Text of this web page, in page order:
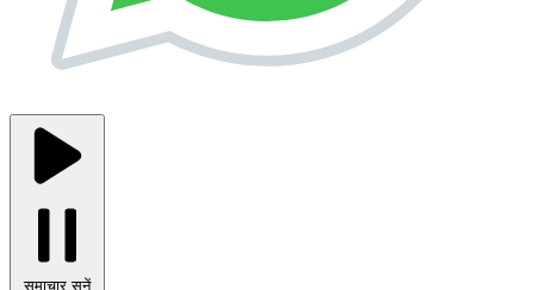
समाचार सुनें